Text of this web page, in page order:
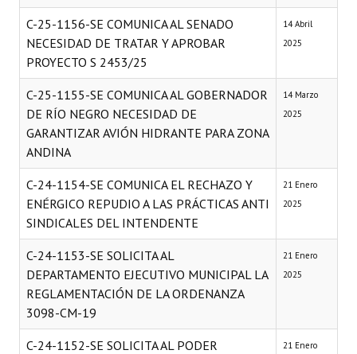
C-25-1156-SE COMUNICA AL SENADO
NECESIDAD DE TRATAR Y APROBAR
PROYECTO S 2453/25
14 Abril
2025
C-25-1155-SE COMUNICA AL GOBERNADOR
DE RÍO NEGRO NECESIDAD DE
GARANTIZAR AVIÓN HIDRANTE PARA ZONA
ANDINA
14 Marzo
2025
C-24-1154-SE COMUNICA EL RECHAZO Y
ENÉRGICO REPUDIO A LAS PRÁCTICAS ANTI
SINDICALES DEL INTENDENTE
21 Enero
2025
C-24-1153-SE SOLICITA AL
DEPARTAMENTO EJECUTIVO MUNICIPAL LA
REGLAMENTACIÓN DE LA ORDENANZA
3098-CM-19
21 Enero
2025
C-24-1152-SE SOLICITA AL PODER
21 Enero